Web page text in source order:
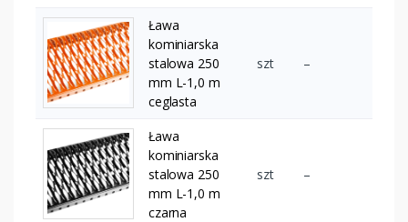
Ława
kominiarska
stalowa 250
mm L-1,0 m
ceglasta
szt –
Ława
kominiarska
stalowa 250
mm L-1,0 m
czarna
szt –